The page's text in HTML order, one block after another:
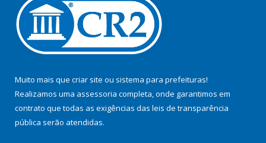
Muito mais que criar site ou sistema para prefeituras!
Realizamos uma assessoria completa, onde garantimos em
contrato que todas as exigências das leis de transparência
pública serão atendidas.